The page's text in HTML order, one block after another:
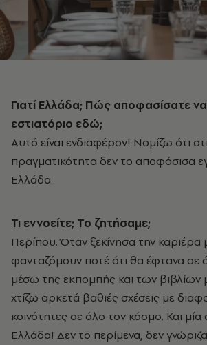
Γιατί Ελλάδα; Πώς αποφασίσατε να ανοίξετε ένα
εστιατόριο εδώ;
Αυτό είναι ενδιαφέρον! Νομίζω ότι
πραγματικότητα δεν το αποφάσισα
Ελλάδα.
Τι εννοείτε; Το ζητήσαμε;
Περίπου. Όταν ξεκίνησα την καριέρα
φανταζόμουν ποτέ ότι θα έφτανα
μέσω της εκπομπής και των βιβλίων
χτίζω αρκετά βαθιές σχέσεις με
κοινότητες σε όλο τον κόσμο. Και
Ελλάδα! Δεν το περίμενα, δεν